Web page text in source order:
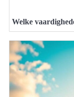
Welke